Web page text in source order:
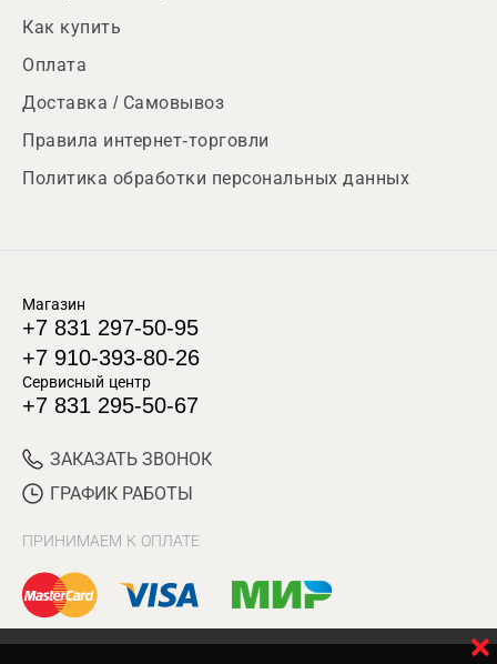
Как купить
Оплата
Доставка / Самовывоз
Правила интернет-торговли
Политика обработки персональных данных
Магазин
+7 831 297-50-95
+7 910-393-80-26
Сервисный центр
+7 831 295-50-67
ЗАКАЗАТЬ ЗВОНОК
ГРАФИК РАБОТЫ
ПРИНИМАЕМ К ОПЛАТЕ